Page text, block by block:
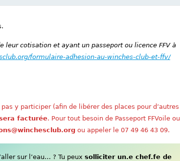
leur cotisation et ayant un passeport ou licence FFV à
formulaire-adhesion-au-winches-club-et-ffv/
y participer (afin de libérer des places pour d’autres
facturée. Pour tout besoin de Passeport FFVoile ou
ou appeler le 07 49 46 43 09.
sur l’eau… ? Tu peux solliciter un.e chef.fe de